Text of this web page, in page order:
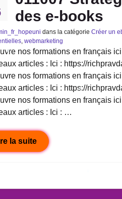
des e-books
dans la catégorie Créer un
, webmarketing
nos formations en français
articles : Ici : https://
nos formations en français
articles : Ici : https://
nos formations en français
articles : Ici : …
la suite